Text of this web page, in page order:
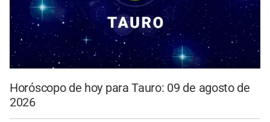
Horóscopo de hoy para Tauro: 09 de agosto de
2026